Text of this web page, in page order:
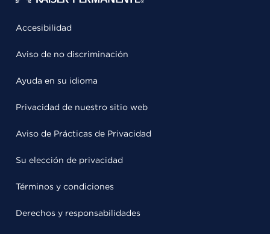
Accesibilidad
Aviso de no discriminación
Ayuda en su idioma
Privacidad de nuestro sitio web
Aviso de Prácticas de Privacidad
Su elección de privacidad
Términos y condiciones
Derechos y responsabilidades